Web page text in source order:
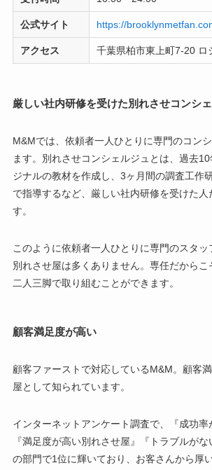
公式サイト https://
アクセス 千葉県柏市東上町7-20 ロ
厳しい社内研修を受けた別れさせコンシ
M&Mでは、依頼者一人ひとりに専門のコン
ます。別れさせコンシェルジュとは、過去
ジナルの教材を作成し、3ヶ月間の調査工作
で指導するなど、厳しい社内研修を受けた
す。
このように依頼者一人ひとりに専門のスタッ
別れさせ屋は多くありません。専任だからこ
二人三脚で取り組むことができます。
顧客満足度が高い
顧客ファーストで対応しているM&M。顧客
屋として知られています。
インターネットアンケート調査で、『成功率
『満足度が高い別れさせ屋』『トラブルが
の部門で1位に輝いており、お客さんから厚